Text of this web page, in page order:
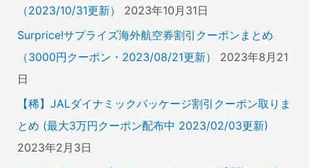
（2023/10/31更新）
2023年10月31日
Surprice!サプライズ海外航空券割引クーポンまとめ
（3000円クーポン・2023/08/21更新）
2023年8月21
日
【稀】JALダイナミックパッケージ割引クーポン取りま
とめ (最大3万円クーポン配布中 2023/02/03更新)
2023年2月3日